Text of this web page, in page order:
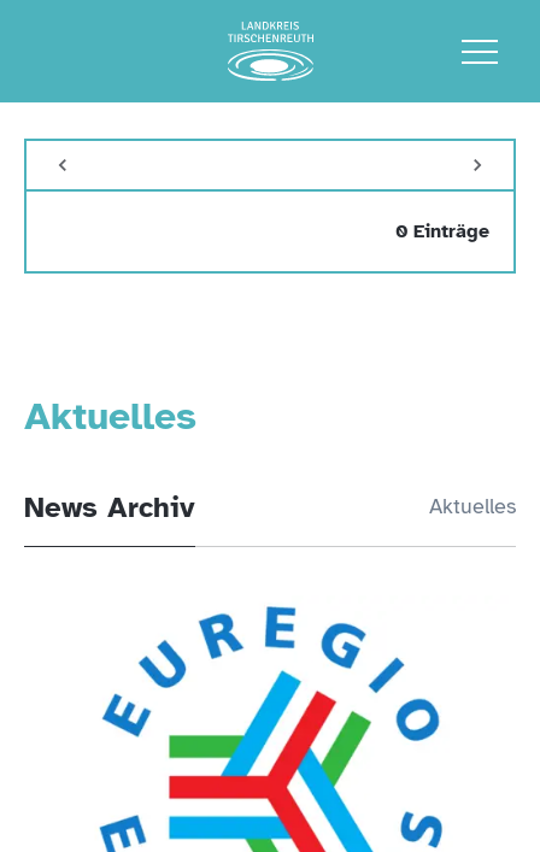
Aktuelles
News Archiv Aktuelles
0 Einträge